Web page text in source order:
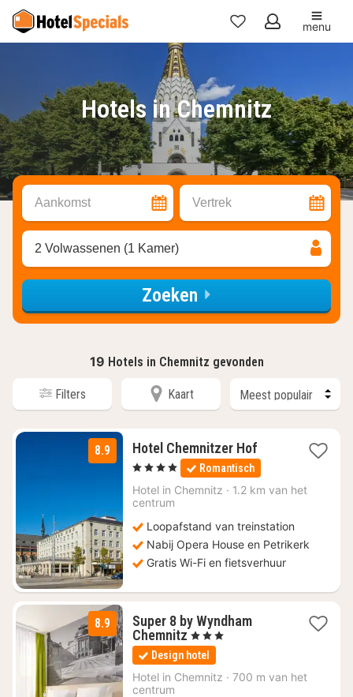
Mijn
menu
Hotels in Chemnitz
Aankomst Vertrek
2 Volwassenen (1 Kamer)
Zoeken
19 Hotels in Chemnitz gevonden
Filters Kaart
8.9 Hotel Chemnitzer Hof1
nacht
vanaf
€
, 4 Sterren Romantisch
Hotel in Chemnitz · 1.2 km van het
centrum
Loopafstand van treinstation
Nabij Opera House en Petrikerk
Gratis Wi-Fi en fietsverhuur
8.9
Super 8 by Wyndham
Chemnitz1
nacht
vanaf
€
, 3 Sterren
Design hotel
Hotel in Chemnitz · 700 m van het
centrum